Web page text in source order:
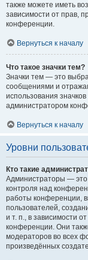
также можете иметь
зависимости от прав,
конференции.
Вернуться к началу
Что такое значки тем?
Значки тем — это
сообщениями и
использования
администратором
Вернуться к началу
Уровни
Кто такие
Администраторы —
контроля над
работы конференции,
пользователей,
и т. п., в зависимости
конференции. Они
модераторов во всех
произведённых